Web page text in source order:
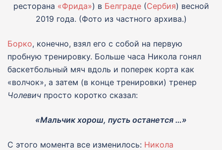
ресторана «Фрида») в Белграде(Сербия) весной
2019 года. (Фото из частного архива.)
Борко, конечно, взял его с собой на первую
пробную тренировку. Больше часа Никола гонял
баскетбольный мяч вдоль и поперек корта как
«волчок», а затем (в конце тренировки) тренер
Чолeвич просто коротко сказал:
«Мальчик хорош, пусть останется …»
С этого момента все изменилось: Никола